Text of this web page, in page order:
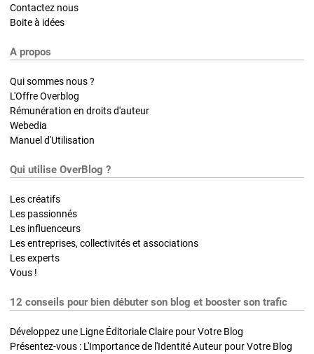
Contactez nous
Boite à idées
A propos
Qui sommes nous ?
L'Offre Overblog
Rémunération en droits d'auteur
Webedia
Manuel d'Utilisation
Qui utilise OverBlog ?
Les créatifs
Les passionnés
Les influenceurs
Les entreprises, collectivités et associations
Les experts
Vous !
12 conseils pour bien débuter son blog et booster son trafic
Développez une Ligne Éditoriale Claire pour Votre Blog
Présentez-vous : L'Importance de l'Identité Auteur pour Votre Blog